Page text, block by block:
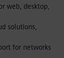
web, desktop,
solutions,
for networks